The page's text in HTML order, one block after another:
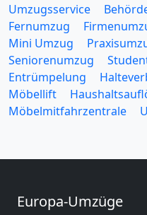
Umzugsservice
Fernumzug
Mini Umzug
Seniorenumzug
Entrümpelung
Möbellift
Möbelmitfahrzentrale
Europa-Umzüge